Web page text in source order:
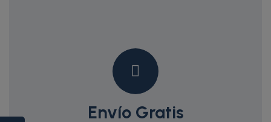
Envío Gratis